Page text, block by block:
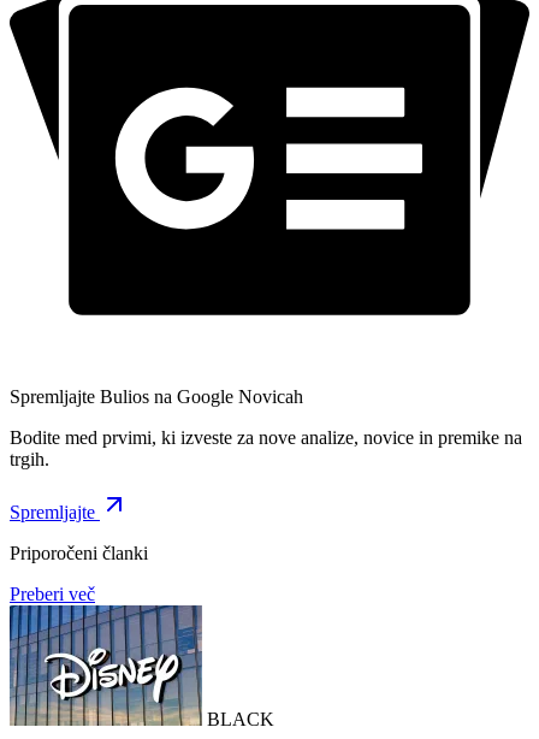
Spremljajte Bulios na Google Novicah
Bodite med prvimi, ki izveste za nove analize, novice in premike na
trgih.
Spremljajte
Priporočeni članki
Preberi več
BLACK